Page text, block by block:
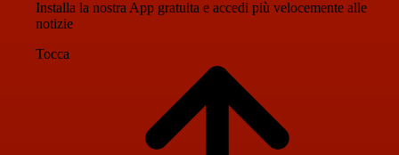
Installa la nostra App gratuita e accedi più velocemente alle
notizie
Tocca